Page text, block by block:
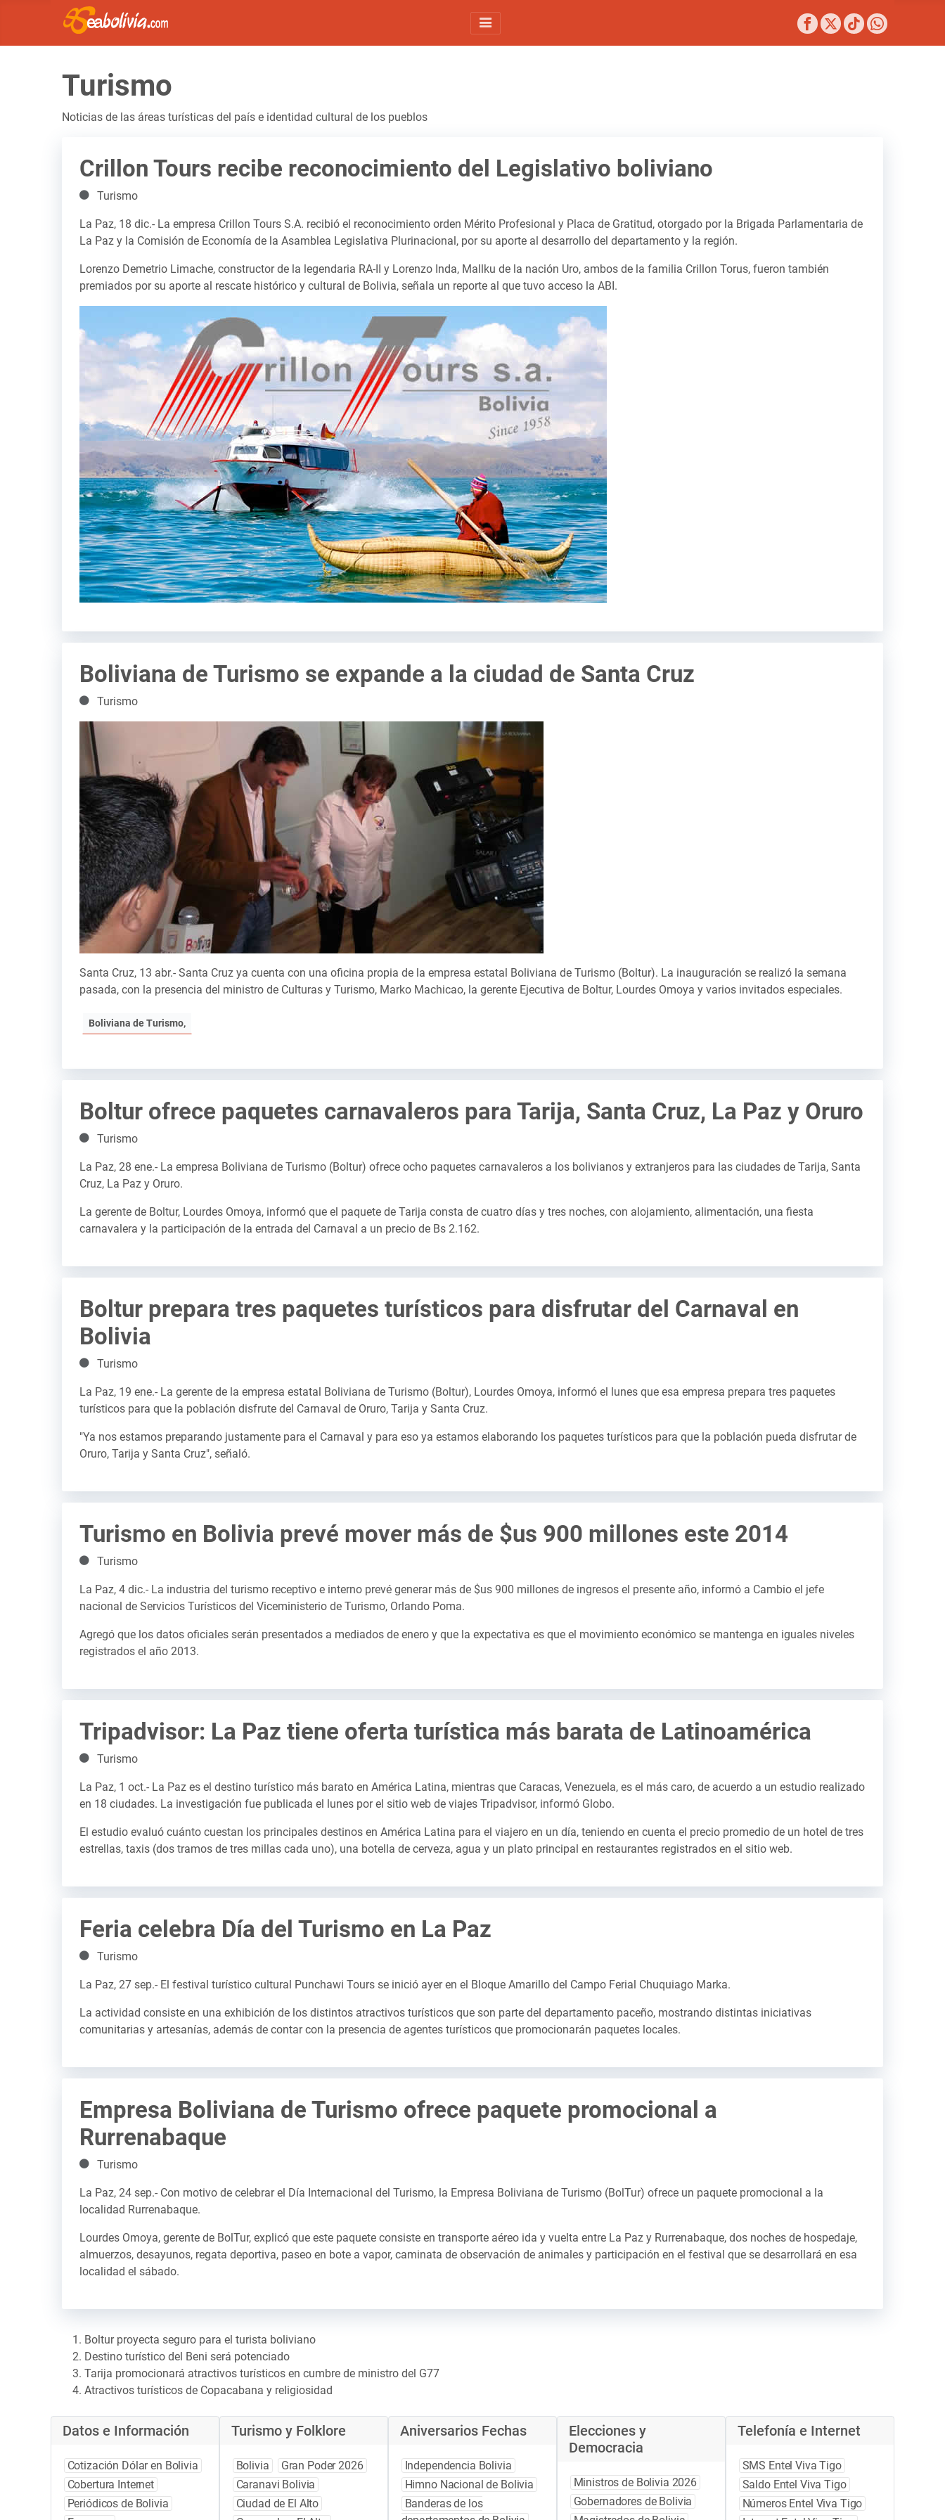
Turismo
Noticias de las áreas turísticas del país e identidad cultural de los pueblos
Crillon Tours recibe reconocimiento del Legislativo boliviano
Detalles
Turismo
La Paz, 18 dic.- La empresa Crillon Tours S.A. recibió el reconocimiento orden Mérito Profesional y Placa de Gratitud, otorgado por la Brigada Parlamentaria de
La Paz y la Comisión de Economía de la Asamblea Legislativa Plurinacional, por su aporte al desarrollo del departamento y la región.
Lorenzo Demetrio Limache, constructor de la legendaria RA-II y Lorenzo Inda, Mallku de la nación Uro, ambos de la familia Crillon Torus, fueron también
premiados por su aporte al rescate histórico y cultural de Bolivia, señala un reporte al que tuvo acceso la ABI.
Boliviana de Turismo se expande a la ciudad de Santa Cruz
Detalles
Turismo
Santa Cruz, 13 abr.- Santa Cruz ya cuenta con una oficina propia de la empresa estatal Boliviana de Turismo (Boltur). La inauguración se realizó la semana
pasada, con la presencia del ministro de Culturas y Turismo, Marko Machicao, la gerente Ejecutiva de Boltur, Lourdes Omoya y varios invitados especiales.
Boliviana de Turismo,
Boltur ofrece paquetes carnavaleros para Tarija, Santa Cruz, La Paz y Oruro
Detalles
Turismo
La Paz, 28 ene.- La empresa Boliviana de Turismo (Boltur) ofrece ocho paquetes carnavaleros a los bolivianos y extranjeros para las ciudades de Tarija, Santa
Cruz, La Paz y Oruro.
La gerente de Boltur, Lourdes Omoya, informó que el paquete de Tarija consta de cuatro días y tres noches, con alojamiento, alimentación, una fiesta
carnavalera y la participación de la entrada del Carnaval a un precio de Bs 2.162.
Boltur prepara tres paquetes turísticos para disfrutar del Carnaval en
Bolivia
Detalles
Turismo
La Paz, 19 ene.- La gerente de la empresa estatal Boliviana de Turismo (Boltur), Lourdes Omoya, informó el lunes que esa empresa prepara tres paquetes
turísticos para que la población disfrute del Carnaval de Oruro, Tarija y Santa Cruz.
"Ya nos estamos preparando justamente para el Carnaval y para eso ya estamos elaborando los paquetes turísticos para que la población pueda disfrutar de
Oruro, Tarija y Santa Cruz", señaló.
Turismo en Bolivia prevé mover más de $us 900 millones este 2014
Detalles
Turismo
La Paz, 4 dic.- La industria del turismo receptivo e interno prevé generar más de $us 900 millones de ingresos el presente año, informó a Cambio el jefe
nacional de Servicios Turísticos del Viceministerio de Turismo, Orlando Poma.
Agregó que los datos oficiales serán presentados a mediados de enero y que la expectativa es que el movimiento económico se mantenga en iguales niveles
registrados el año 2013.
Tripadvisor: La Paz tiene oferta turística más barata de Latinoamérica
Detalles
Turismo
La Paz, 1 oct.- La Paz es el destino turístico más barato en América Latina, mientras que Caracas, Venezuela, es el más caro, de acuerdo a un estudio realizado
en 18 ciudades. La investigación fue publicada el lunes por el sitio web de viajes Tripadvisor, informó Globo.
El estudio evaluó cuánto cuestan los principales destinos en América Latina para el viajero en un día, teniendo en cuenta el precio promedio de un hotel de tres
estrellas, taxis (dos tramos de tres millas cada uno), una botella de cerveza, agua y un plato principal en restaurantes registrados en el sitio web.
Feria celebra Día del Turismo en La Paz
Detalles
Turismo
La Paz, 27 sep.- El festival turístico cultural Punchawi Tours se inició ayer en el Bloque Amarillo del Campo Ferial Chuquiago Marka.
La actividad consiste en una exhibición de los distintos atractivos turísticos que son parte del departamento paceño, mostrando distintas iniciativas
comunitarias y artesanías, además de contar con la presencia de agentes turísticos que promocionarán paquetes locales.
Empresa Boliviana de Turismo ofrece paquete promocional a
Rurrenabaque
Detalles
Turismo
La Paz, 24 sep.- Con motivo de celebrar el Día Internacional del Turismo, la Empresa Boliviana de Turismo (BolTur) ofrece un paquete promocional a la
localidad Rurrenabaque.
Lourdes Omoya, gerente de BolTur, explicó que este paquete consiste en transporte aéreo ida y vuelta entre La Paz y Rurrenabaque, dos noches de hospedaje,
almuerzos, desayunos, regata deportiva, paseo en bote a vapor, caminata de observación de animales y participación en el festival que se desarrollará en esa
localidad el sábado.
Boltur proyecta seguro para el turista boliviano
Destino turístico del Beni será potenciado
Tarija promocionará atractivos turísticos en cumbre de ministro del G77
Atractivos turísticos de Copacabana y religiosidad
Datos e Información
Cotización Dólar en Bolivia
Cobertura Internet
Periódicos de Bolivia
Turismo y Folklore
Bolivia
Gran Poder 2026
Caranavi Bolivia
Ciudad de El Alto
Aniversarios Fechas
Independencia Bolivia
Himno Nacional de Bolivia
Banderas de los
Elecciones y
Democracia
Ministros de Bolivia 2026
Gobernadores de Bolivia
Telefonía e Internet
SMS Entel Viva Tigo
Saldo Entel Viva Tigo
Números Entel Viva Tigo